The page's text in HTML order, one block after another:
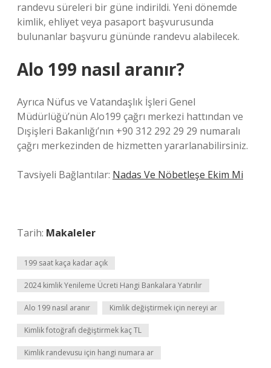
randevu süreleri bir güne indirildi. Yeni dönemde
kimlik, ehliyet veya pasaport başvurusunda
bulunanlar başvuru gününde randevu alabilecek.
Alo 199 nasıl aranır?
Ayrıca Nüfus ve Vatandaşlık İşleri Genel
Müdürlüğü’nün Alo199 çağrı merkezi hattından ve
Dışişleri Bakanlığı’nın +90 312 292 29 29 numaralı
çağrı merkezinden de hizmetten yararlanabilirsiniz.
Tavsiyeli Bağlantılar: Nadas Ve Nöbetleşe Ekim Mi
Tarih: Makaleler
199 saat kaça kadar açık
2024 kimlik Yenileme Ücreti Hangi Bankalara Yatırılır
Alo 199 nasıl aranır Kimlik değiştirmek için nereyi ar
Kimlik fotoğrafı değiştirmek kaç TL
Kimlik randevusu için hangi numara ar